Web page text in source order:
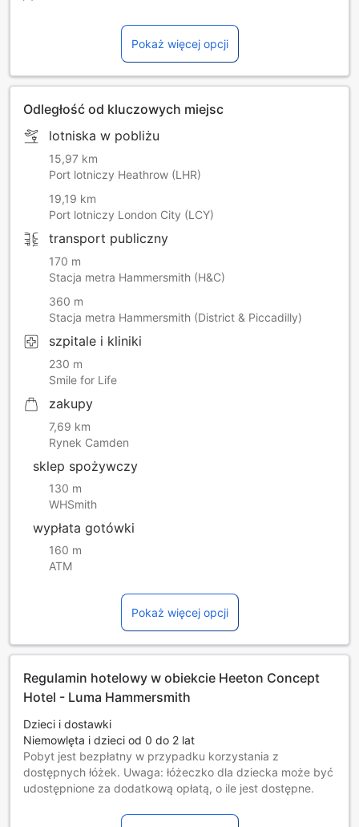
Pokaż więcej opcji
Odległość od kluczowych miejsc
lotniska w pobliżu
15,97 km
Port lotniczy Heathrow (LHR)
19,19 km
Port lotniczy London City (LCY)
transport publiczny
170 m
Stacja metra Hammersmith (H&C)
360 m
Stacja metra Hammersmith (District & Piccadilly)
szpitale i kliniki
230 m
Smile for Life
zakupy
7,69 km
Rynek Camden
sklep spożywczy
130 m
WHSmith
wypłata gotówki
160 m
ATM
Pokaż więcej opcji
Regulamin hotelowy w obiekcie Heeton Concept
Hotel - Luma Hammersmith
Dzieci i dostawki
Niemowlęta i dzieci od 0 do 2 lat
Pobyt jest bezpłatny w przypadku korzystania z
dostępnych łóżek. Uwaga: łóżeczko dla dziecka może być
udostępnione za dodatkową opłatą, o ile jest dostępne.
Muszą korzystać z dodatkowych łóżek